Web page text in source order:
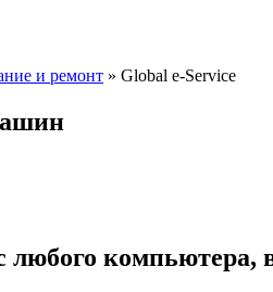
и ремонт » Global e-Service
компьютера,